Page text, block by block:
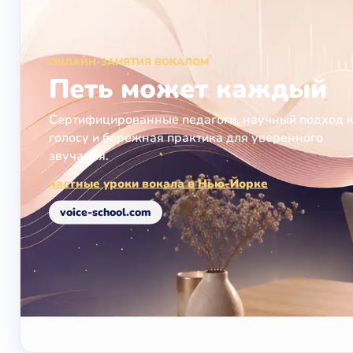
ОНЛАЙН-ЗАНЯТИЯ ВОКАЛОМ
Петь может каждый
Сертифицированные педагоги, научный подход к
голосу и бережная практика для уверенного
звучания.
частные уроки вокала в Нью-Йорке
voice-school.com